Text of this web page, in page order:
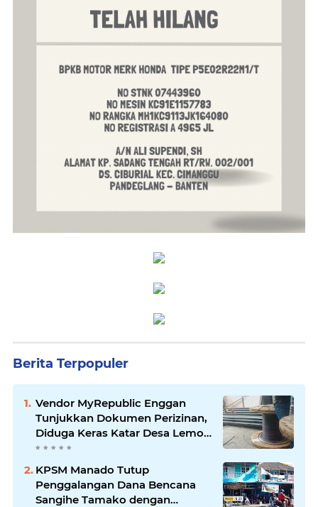
Berita Terpopuler
Vendor MyRepublic Enggan
Tunjukkan Dokumen Perizinan,
Diduga Keras Katar Desa Lemo
Disebut Handle Kordinasi
KPSM Manado Tutup
Penggalangan Dana Bencana
Sangihe Tamako dengan